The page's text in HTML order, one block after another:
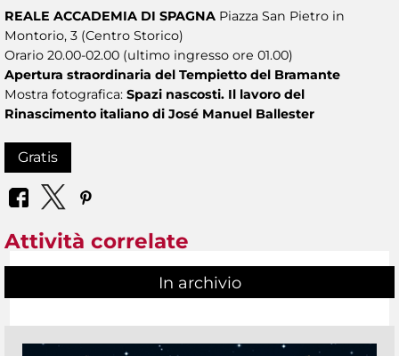
REALE ACCADEMIA DI SPAGNA Piazza San Pietro in
Montorio, 3 (Centro Storico)
Orario 20.00-02.00 (ultimo ingresso ore 01.00)
Apertura straordinaria del Tempietto del Bramante
Mostra fotografica: Spazi nascosti. Il lavoro del
Rinascimento italiano di José Manuel Ballester
Gratis
Attività correlate
In archivio